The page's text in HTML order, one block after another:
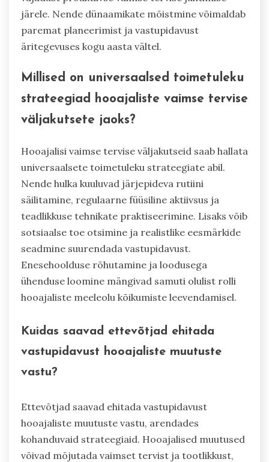
järele. Nende dünaamikate mõistmine võimaldab
paremat planeerimist ja vastupidavust
äritegevuses kogu aasta vältel.
Millised on universaalsed toimetuleku
strateegiad hooajaliste vaimse tervise
väljakutsete jaoks?
Hooajalisi vaimse tervise väljakutseid saab hallata
universaalsete toimetuleku strateegiate abil.
Nende hulka kuuluvad järjepideva rutiini
säilitamine, regulaarne füüsiline aktiivsus ja
teadlikkuse tehnikate praktiseerimine. Lisaks võib
sotsiaalse toe otsimine ja realistlike eesmärkide
seadmine suurendada vastupidavust.
Enesehoolduse rõhutamine ja loodusega
ühenduse loomine mängivad samuti olulist rolli
hooajaliste meeleolu kõikumiste leevendamisel.
Kuidas saavad ettevõtjad ehitada
vastupidavust hooajaliste muutuste
vastu?
Ettevõtjad saavad ehitada vastupidavust
hooajaliste muutuste vastu, arendades
kohanduvaid strateegiaid. Hooajalised muutused
võivad mõjutada vaimset tervist ja tootlikkust,